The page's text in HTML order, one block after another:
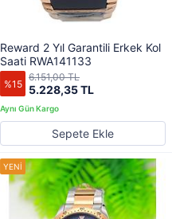
Reward 2 Yıl Garantili Erkek Kol
Saati RWA141133
%15 5.228,35 TL
6.151,00 TL
Sepete Ekle